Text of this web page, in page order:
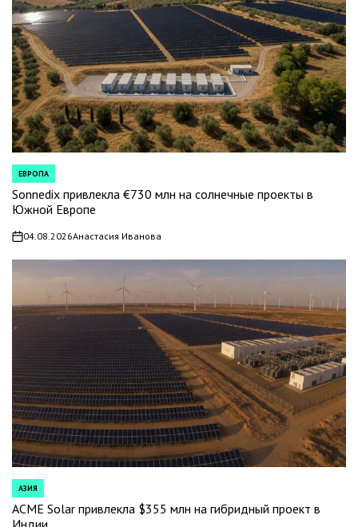
POSTED
IN
ЕВРОПА
Sonnedix привлекла €730 млн на солнечные проекты в
Южной Европе
on04.08.2026Анастасия Иванова
POSTED
IN
АЗИЯ
ACME Solar привлекла $355 млн на гибридный проект в
Индии